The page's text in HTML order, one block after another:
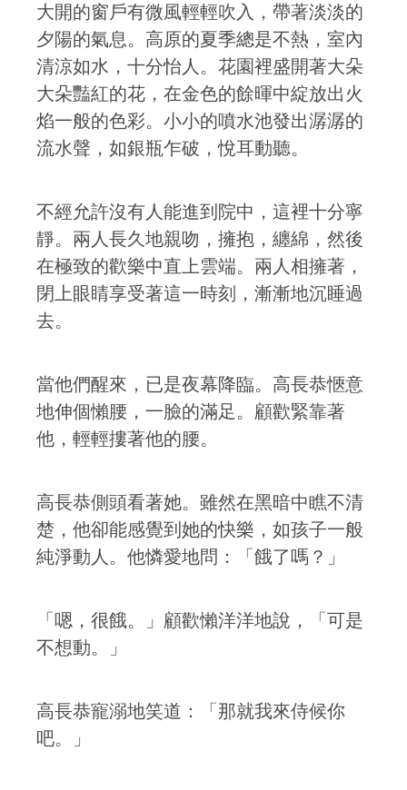
大開的窗戶有微風輕輕吹入，帶著淡淡的
夕陽的氣息。高原的夏季總是不熱，室內
清涼如水，十分怡人。花園裡盛開著大朵
大朵豔紅的花，在金色的餘暉中綻放出火
焰一般的色彩。小小的噴水池發出潺潺的
流水聲，如銀瓶乍破，悅耳動聽。
不經允許沒有人能進到院中，這裡十分寧
靜。兩人長久地親吻，擁抱，纏綿，然後
在極致的歡樂中直上雲端。兩人相擁著，
閉上眼睛享受著這一時刻，漸漸地沉睡過
去。
當他們醒來，已是夜幕降臨。高長恭愜意
地伸個懶腰，一臉的滿足。顧歡緊靠著
他，輕輕摟著他的腰。
高長恭側頭看著她。雖然在黑暗中瞧不清
楚，他卻能感覺到她的快樂，如孩子一般
純淨動人。他憐愛地問：「餓了嗎？」
「嗯，很餓。」顧歡懶洋洋地說，「可是
不想動。」
高長恭寵溺地笑道：「那就我來侍候你
吧。」